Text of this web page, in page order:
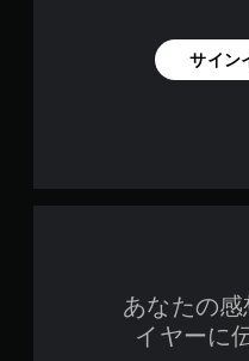
サイン
あなたの
イヤーに